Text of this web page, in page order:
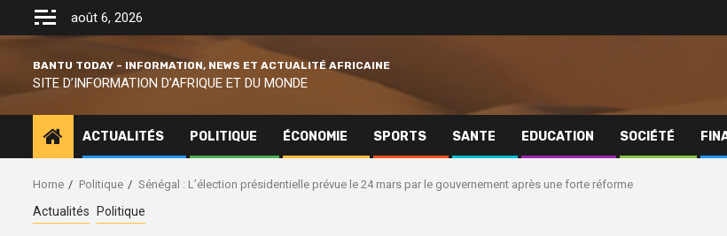
août 6, 2026
BANTU TODAY – INFORMATION, NEWS ET ACTUALITÉ AFRICAINE
SITE D’INFORMATION D’AFRIQUE ET DU MONDE
ACTUALITÉS POLITIQUE ÉCONOMIE SPORTS SANTE EDUCATION SOCIÉTÉ
Home Politique Sénégal : L’élection présidentielle prévue le 24 mars par le gouvernement après une forte réforme
Actualités Politique